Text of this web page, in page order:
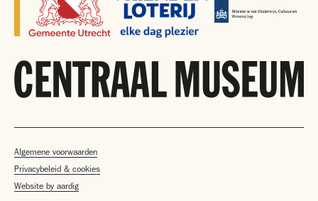
Algemene voorwaarden
Privacybeleid & cookies
Website by aardig